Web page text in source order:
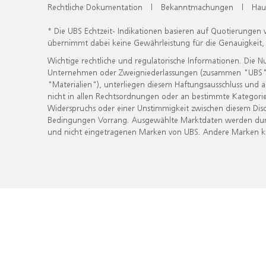
Rechtliche Dokumentation | Bekanntmachungen |
* Die UBS Echtzeit- Indikationen basieren auf
übernimmt dabei keine Gewährleistung für die
Wichtige rechtliche und regulatorische Informationen. Die
Unternehmen oder Zweigniederlassungen (zusammen
"Materialien"), unterliegen diesem Haftungsausschluss
nicht in allen Rechtsordnungen oder an bestimmte
Widerspruchs oder einer Unstimmigkeit zwischen diesem
Bedingungen Vorrang. Ausgewählte Marktdaten werden
und nicht eingetragenen Marken von UBS. Andere Marken